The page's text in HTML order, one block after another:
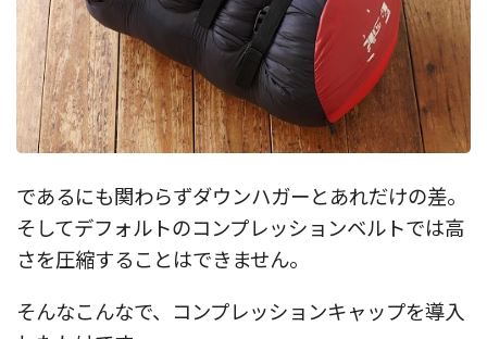
であるにも関わらずダウンハガーとあれだけの差。
そしてデフォルトのコンプレッションベルトでは高
さを圧縮することはできません。
そんなこんなで、コンプレッションキャップを導入